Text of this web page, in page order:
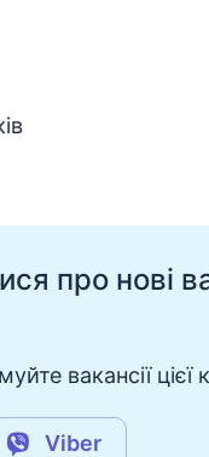
про нові
вакансії
Viber